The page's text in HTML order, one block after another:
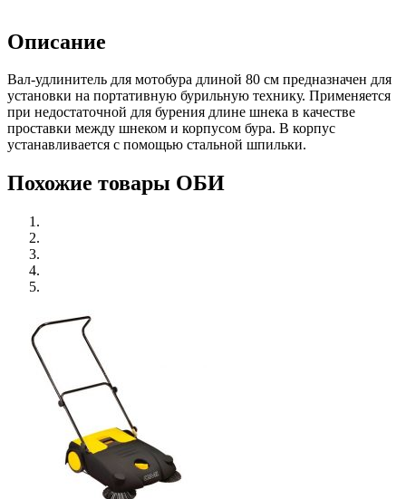
Описание
Вал-удлинитель для мотобура длиной 80 см предназначен для
установки на портативную бурильную технику. Применяется
при недостаточной для бурения длине шнека в качестве
проставки между шнеком и корпусом бура. В корпус
устанавливается с помощью стальной шпильки.
Похожие товары ОБИ